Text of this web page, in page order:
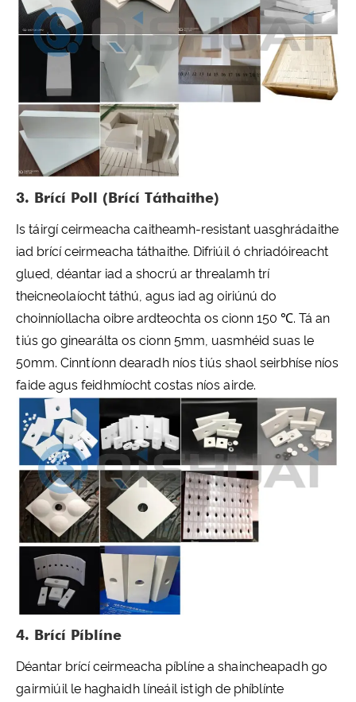
3. Brící Poll (Brící Táthaithe)
Is táirgí ceirmeacha caitheamh-resistant uasghrádaithe
iad brící ceirmeacha táthaithe. Difriúil ó chriadóireacht
glued, déantar iad a shocrú ar threalamh trí
theicneolaíocht táthú, agus iad ag oiriúnú do
choinníollacha oibre ardteochta os cionn 150 ℃. Tá an
tiús go ginearálta os cionn 5mm, uasmhéid suas le
50mm. Cinntíonn dearadh níos tiús shaol seirbhíse níos
faide agus feidhmíocht costas níos airde.
4. Brící Píblíne
Déantar brící ceirmeacha píblíne a shaincheapadh go
gairmiúil le haghaidh líneáil istigh de phíblínte